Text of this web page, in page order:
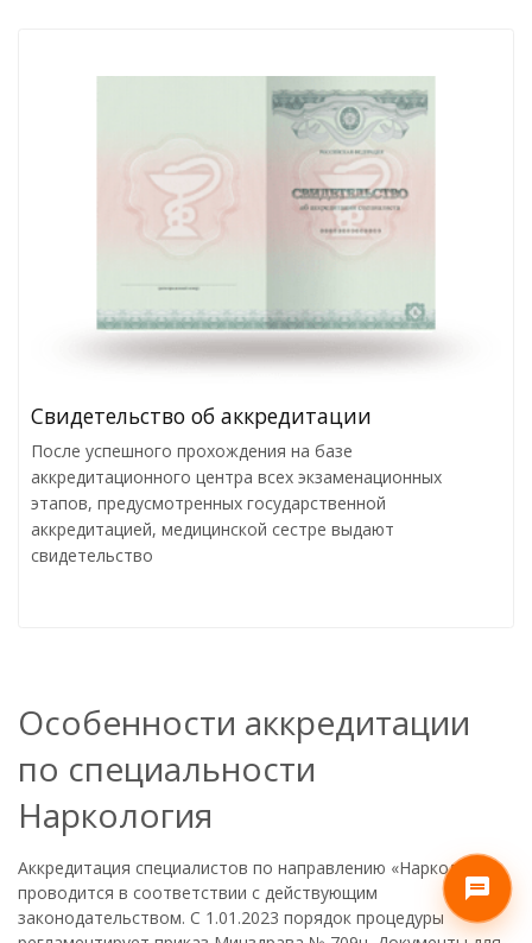
Свидетельствo об аккредитации
После успешного прохождения на базе
аккредитационного центра всех экзаменационных
этапов, предусмотренных государственной
аккредитацией, медицинской сестре выдают
свидетельство
Особенности аккредитации
по специальности
Наркология
Аккредитация специалистов по направлению «Наркология»
проводится в соответствии с действующим
законодательством. С 1.01.2023 порядок процедуры